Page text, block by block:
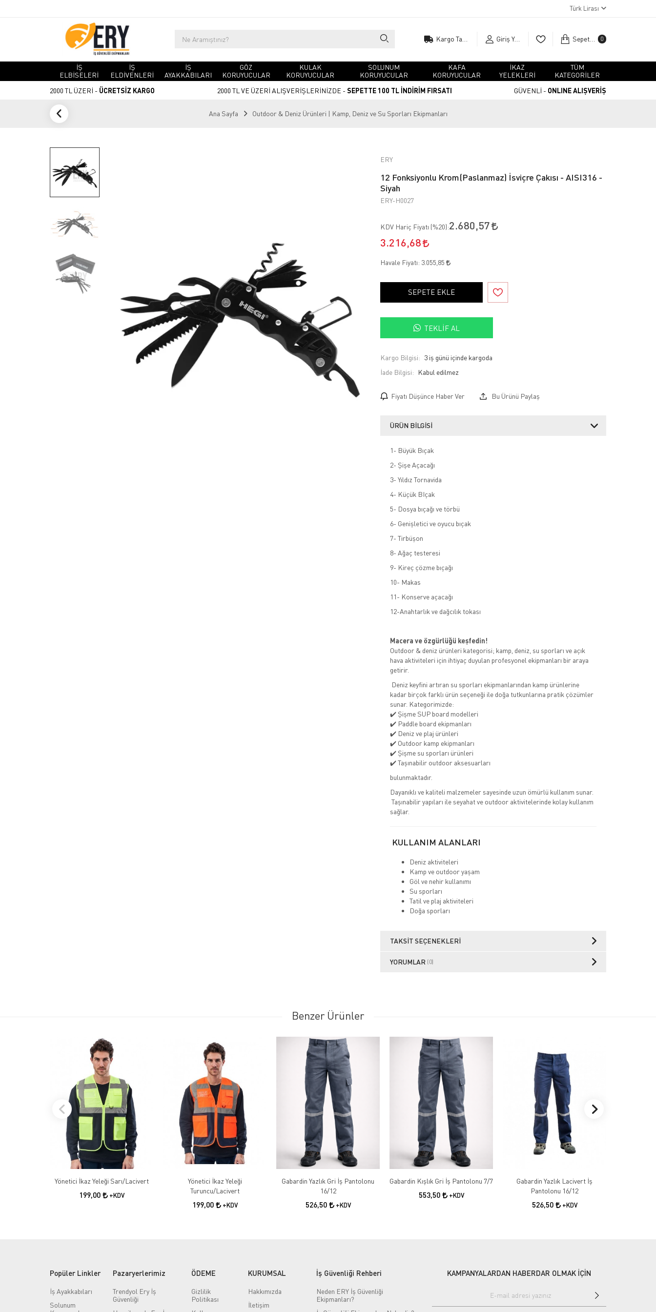
Türk Lirası
Giriş Yap Sepetim 0
İŞ
ELBİSELERİ
İŞ
ELDİVENLERİ
İŞ
AYAKKABILARI
GÖZ
KORUYUCULAR
KULAK
KORUYUCULAR
SOLUNUM
KORUYUCULAR
KAFA
KORUYUCULAR
İKAZ
YELEKLERİ
TÜM
KATEGORİLER
2000 TL ÜZERİ - ÜCRETSİZ KARGO 2000 TL VE ÜZERİ ALIŞVERİŞLERİNİZDE - SEPETTE 100 TL İNDİRİM FIRSATI GÜVENLİ - ONLINE ALIŞVERİŞ
Ana Sayfa Outdoor & Deniz Ürünleri | Kamp, Deniz ve Su Sporları Ekipmanları
ERY
12 Fonksiyonlu Krom(Paslanmaz) İsviçre Çakısı - AISI316 -
Siyah
ERY-H0027
KDV Hariç Fiyatı (%20):2.680,57
3.216,68
Havale Fiyatı: 3.055,85
SEPETE EKLE
TEKLIF AL
Kargo Bilgisi: 3 iş günü içinde kargoda
İade Bilgisi:
Fiyatı Düşünce Haber Ver Bu Ürünü Paylaş
ÜRÜN BILGISI
1- Büyük Bıçak
2- Şişe Açacağı
3- Yıldız Tornavida
4- Küçük BIçak
5- Dosya bıçağı ve törbü
6- Genişletici ve oyucu bıçak
7- Tirbüşon
8- Ağaç testeresi
9- Kireç çözme bıçağı
10- Makas
11- Konserve açacağı
12-Anahtarlık ve dağcılık tokası
Macera ve özgürlüğü keşfedin!
Outdoor & deniz ürünleri kategorisi; kamp, deniz, su sporları ve açık
hava aktiviteleri için ihtiyaç duyulan profesyonel ekipmanları bir araya
getirir.
Deniz keyfini artıran su sporları ekipmanlarından kamp ürünlerine
kadar birçok farklı ürün seçeneği ile doğa tutkunlarına pratik çözümler
sunar. Kategorimizde:
✔️ Şişme SUP board modelleri
✔️ Paddle board ekipmanları
✔️ Deniz ve plaj ürünleri
✔️ Outdoor kamp ekipmanları
✔️ Şişme su sporları ürünleri
✔️ Taşınabilir outdoor aksesuarları
bulunmaktadır.
Dayanıklı ve kaliteli malzemeler sayesinde uzun ömürlü kullanım sunar.
Taşınabilir yapıları ile seyahat ve outdoor aktivitelerinde kolay kullanım
sağlar.
KULLANIM ALANLARI
Deniz aktiviteleri
Kamp ve outdoor yaşam
Göl ve nehir kullanımı
Su sporları
Tatil ve plaj aktiviteleri
Doğa sporları
TAKSIT SEÇENEKLERI
YORUMLAR (0)
Benzer Ürünler
Yönetici İkaz Yeleği Sarı/Lacivert
199,00 +KDV
Yönetici İkaz Yeleği
Turuncu/Lacivert
199,00 +KDV
Gabardin Yazlık Gri İş Pantolonu
16/12
526,50 +KDV
Gabardin Kışlık Gri İş Pantolonu 7/7
553,50 +KDV
Gabardin Yazlık Lacivert İş
Pantolonu 16/12
526,50 +KDV
Popüler Linkler
İş Ayakkabıları
Solunum
Pazaryerlerimiz
Trendyol Ery İş
Güvenliği
ÖDEME
Gizlilik
Politikası
KURUMSAL
Hakkımızda
İletişim
İş Güvenliği Rehberi
Neden ERY İş Güvenliği
Ekipmanları?
KAMPANYALARDAN HABERDAR OLMAK İÇİN